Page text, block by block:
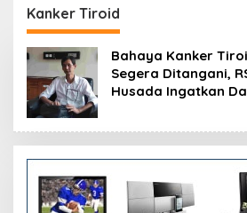
Pabrik Tertua Pupuk
Kaltim
Kanker Tiroid
Bahaya Kanker
Segera Ditangani,
Husada Ingatkan